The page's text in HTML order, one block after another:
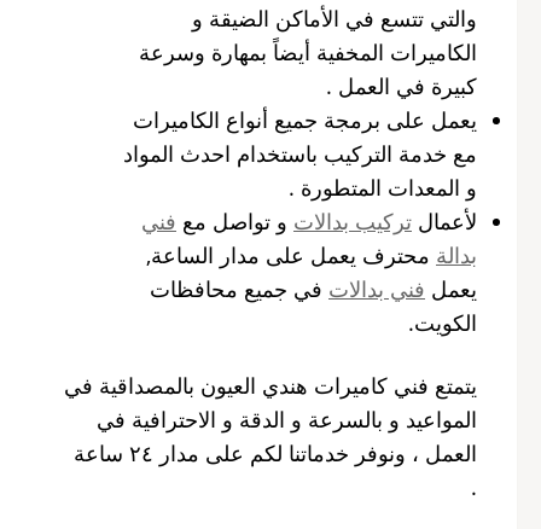
والتي تتسع في الأماكن الضيقة و
الكاميرات المخفية أيضاً بمهارة وسرعة
كبيرة في العمل .
يعمل على برمجة جميع أنواع الكاميرات
مع خدمة التركيب باستخدام احدث المواد
و المعدات المتطورة .
لأعمال تركيب بدالات و تواصل مع فني
بدالة محترف يعمل على مدار الساعة,
يعمل فني بدالات في جميع محافظات
الكويت.
يتمتع فني كاميرات هندي العيون بالمصداقية في
المواعيد و بالسرعة و الدقة و الاحترافية في
العمل ، ونوفر خدماتنا لكم على مدار ٢٤ ساعة
.